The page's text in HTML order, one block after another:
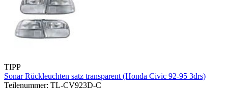
TIPP
Sonar Rückleuchten satz transparent (Honda Civic 92-95 3drs)
Teilenummer: TL-CV923D-C